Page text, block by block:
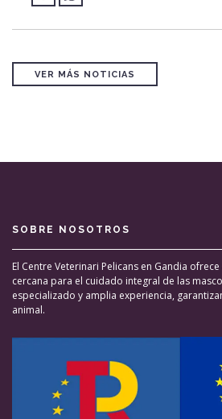
VER MÁS NOTICIAS
SOBRE NOSOTROS
El Centre Veterinari Pelicans en Gandia
cercana para el cuidado integral de las
especializado y amplia experiencia,
animal.